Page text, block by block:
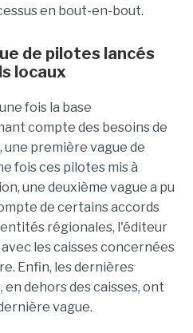
en bout-en-bout.
de pilotes lancés
locaux
fois la base
compte des besoins de
une première vague de
fois ces pilotes mis à
une deuxième vague a pu
de certains accords
entités régionales, l'éditeur
les caisses concernées
Enfin, les dernières
dehors des caisses, ont
vague.